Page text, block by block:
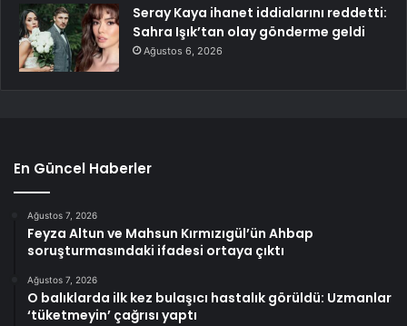
Seray Kaya ihanet iddialarını reddetti:
Sahra Işık’tan olay gönderme geldi
Ağustos 6, 2026
En Güncel Haberler
Ağustos 7, 2026
Feyza Altun ve Mahsun Kırmızıgül’ün Ahbap
soruşturmasındaki ifadesi ortaya çıktı
Ağustos 7, 2026
O balıklarda ilk kez bulaşıcı hastalık görüldü: Uzmanlar
‘tüketmeyin’ çağrısı yaptı